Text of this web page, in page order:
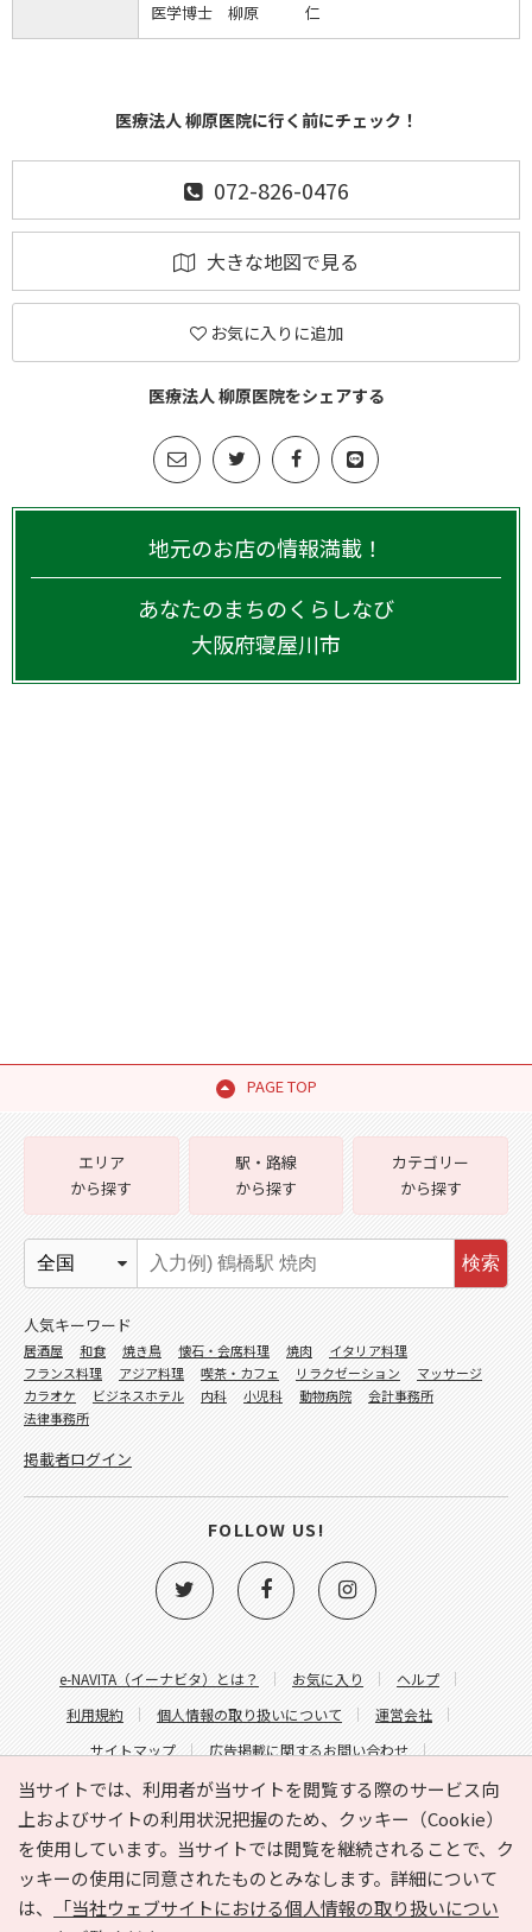
医学博士 柳原 仁
医療法人 柳原医院に行く前にチェック！
072-826-0476
大きな地図で見る
お気に入りに追加
医療法人 柳原医院をシェアする
地元のお店の情報満載！
あなたのまちのくらしなび
大阪府寝屋川市
PAGE TOP
当サイトでは、利用者が当サイトを閲覧する際のサービス向
上およびサイトの利用状況把握のため、クッキー（Cookie）
を使用しています。当サイトでは閲覧を継続されることで、ク
ッキーの使用に同意されたものとみなします。詳細について
は、
「当社ウェブサイトにおける個人情報の取り扱いについ
e-NAVITA（イーナビタ）とは？ お気に入り
ヘルプ
利用規約
個人情報の取り扱いについて
運営会社
サイトマップ
広告掲載に関するお問い合わせ
サイトの内容に関するお問い合わせ
エリア
から探す
駅・路線
から探す
カテゴリー
から探す
検索
人気キーワード
居酒屋 和食 焼き鳥 懐石・会席料理 焼肉
イタリア料理
フランス料理
アジア料理 喫茶・カフェ リラクゼーション
マッサージ
カラオケ
ビジネスホテル 内科 小児科 動物病院
会計事務所
法律事務所
掲載者ログイン
FOLLOW US!